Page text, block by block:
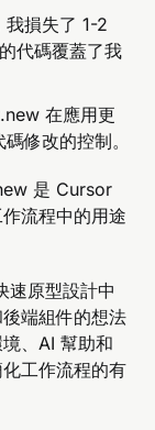
我損失了 1-2
代碼覆蓋了我
在應用更
修改的控制。
是 Cursor
流程中的用途
速原型設計中
端組件的想法
、AI 幫助和
工作流程的有